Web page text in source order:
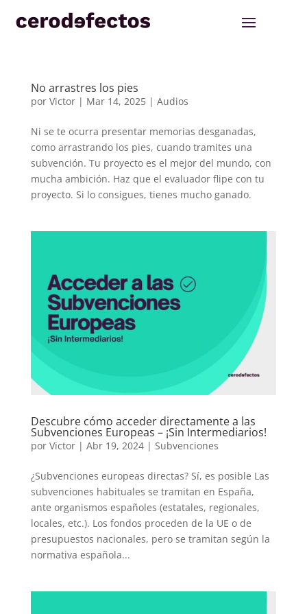
No arrastres los pies
por Victor| Mar 14, 2025| Audios
Ni se te ocurra presentar memorias desganadas,
como arrastrando los pies, cuando tramites una
subvención. Tu proyecto es el mejor del mundo, con
mucha ambición. Haz que el evaluador flipe con tu
proyecto. Si lo consigues, tienes mucho ganado.
Descubre cómo acceder directamente a las
Subvenciones Europeas – ¡Sin Intermediarios!
por Victor| Abr 19, 2024| Subvenciones
¿Subvenciones europeas directas? Sí, es posible Las
subvenciones habituales se tramitan en España,
ante organismos españoles (estatales, regionales,
locales, etc.). Los fondos proceden de la UE o de
presupuestos nacionales, pero se tramitan según la
normativa española...